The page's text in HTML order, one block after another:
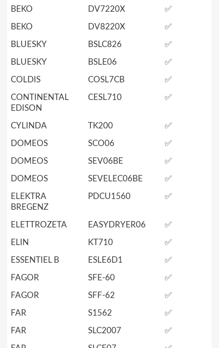
BEKO DV7220X ✅
BEKO DV8220X ✅
BLUESKY BSLC826 ✅
BLUESKY BSLE06 ✅
COLDIS COSL7CB ✅
CONTINENTAL
EDISON
CESL710 ✅
CYLINDA TK200 ✅
DOMEOS SCO06 ✅
DOMEOS SEV06BE ✅
DOMEOS SEVELEC06BE ✅
ELEKTRA
BREGENZ
PDCU1560 ✅
ELETTROZETA EASYDRYER06 ✅
ELIN KT710 ✅
ESSENTIEL B ESLE6D1 ✅
FAGOR SFE-60 ✅
FAGOR SFF-62 ✅
FAR S1562 ✅
FAR SLC2007 ✅